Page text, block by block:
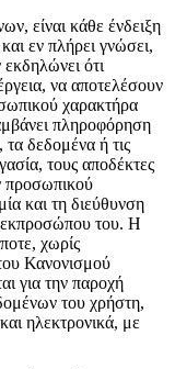
είναι κάθε ένδειξη
εν πλήρει γνώσει,
ότι
να αποτελέσουν
χαρακτήρα
πληροφόρηση
τα δεδομένα ή τις
τους αποδέκτες
προσωπικού
και τη διεύθυνση
εκπροσώπου του. Η
χωρίς
Κανονισμού
για την παροχή
του χρήστη,
ηλεκτρονικά, με